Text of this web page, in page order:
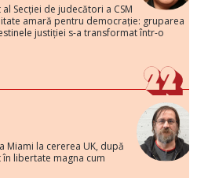
Secției de judecători a CSM
amară pentru democrație: gruparea
justiției s-a transformat într-o
Miami la cererea UK, după
în libertate magna cum